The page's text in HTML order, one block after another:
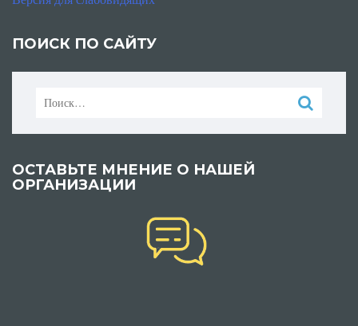
ПОИСК ПО САЙТУ
Найти:
ОСТАВЬТЕ МНЕНИЕ О НАШЕЙ
ОРГАНИЗАЦИИ